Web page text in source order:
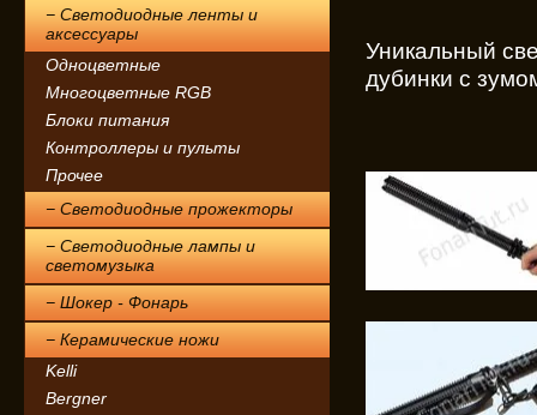
− Светодиодные ленты и
аксессуары
Одноцветные
Многоцветные RGB
Блоки питания
Контроллеры и пульты
Прочее
− Светодиодные прожекторы
− Светодиодные лампы и
светомузыка
− Шокер - Фонарь
− Керамические ножи
Kelli
Bergner
Уникальный
дубинки с